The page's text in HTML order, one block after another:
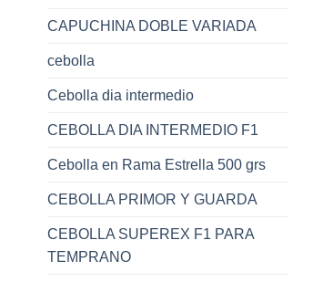
CAPUCHINA DOBLE VARIADA
cebolla
Cebolla dia intermedio
CEBOLLA DIA INTERMEDIO F1
Cebolla en Rama Estrella 500 grs
CEBOLLA PRIMOR Y GUARDA
CEBOLLA SUPEREX F1 PARA
TEMPRANO